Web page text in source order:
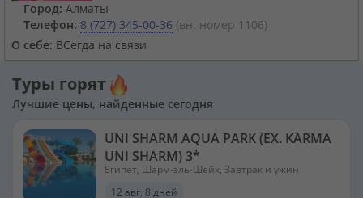
Город: Алматы
Телефон: 8 (727) 345-00-36 (вн. номер 1106)
О себе: ВСегда на связи
Туры горят
Лучшие цены, найденные сегодня
UNI SHARM AQUA PARK (EX. KARMA
UNI SHARM) 3*
Египет, Шарм-эль-Шейх, Завтрак и ужин
12 авг, 8 дней